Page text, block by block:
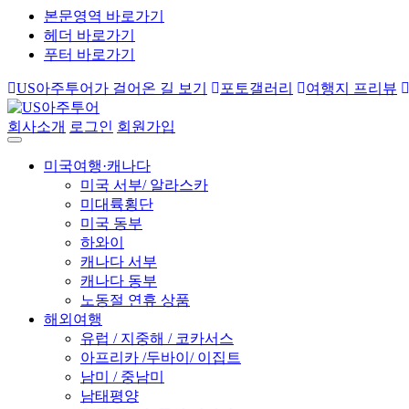
본문영역 바로가기
헤더 바로가기
푸터 바로가기
US아주투어가 걸어온 길 보기 포토갤러리 여행지 프리뷰
회사소개 로그인 회원가입
미국여행·캐나다
미국 서부/ 알라스카
미대륙횡단
미국 동부
하와이
캐나다 서부
캐나다 동부
노동절 연휴 상품
해외여행
유럽 / 지중해 / 코카서스
아프리카 /두바이/ 이집트
남미 / 중남미
남태평양